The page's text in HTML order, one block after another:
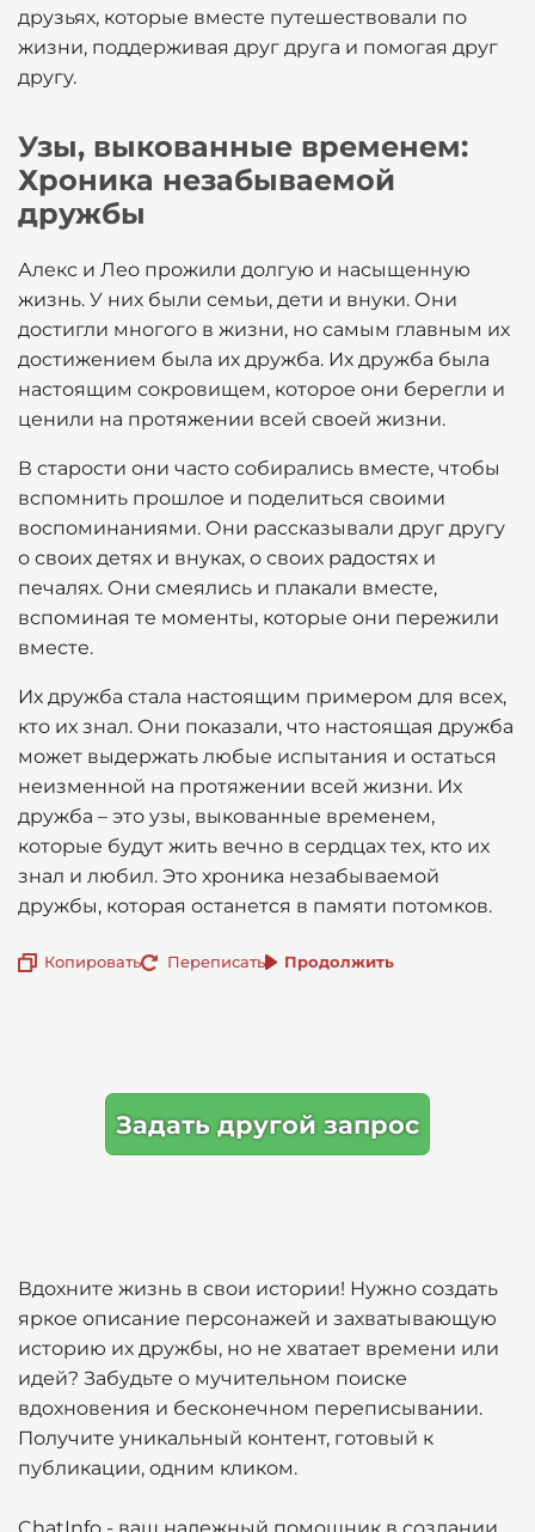
друзьях, которые вместе путешествовали по
жизни, поддерживая друг друга и помогая друг
другу.
Узы, выкованные временем:
Хроника незабываемой
дружбы
Алекс и Лео прожили долгую и насыщенную
жизнь. У них были семьи, дети и внуки. Они
достигли многого в жизни, но самым главным их
достижением была их дружба. Их дружба была
настоящим сокровищем, которое они берегли и
ценили на протяжении всей своей жизни.
В старости они часто собирались вместе, чтобы
вспомнить прошлое и поделиться своими
воспоминаниями. Они рассказывали друг другу
о своих детях и внуках, о своих радостях и
печалях. Они смеялись и плакали вместе,
вспоминая те моменты, которые они пережили
вместе.
Их дружба стала настоящим примером для всех,
кто их знал. Они показали, что настоящая дружба
может выдержать любые испытания и остаться
неизменной на протяжении всей жизни. Их
дружба – это узы, выкованные временем,
которые будут жить вечно в сердцах тех, кто их
знал и любил. Это хроника незабываемой
дружбы, которая останется в памяти потомков.
Копировать Переписать Продолжить
Задать другой запрос
Вдохните жизнь в свои истории! Нужно создать
яркое описание персонажей и захватывающую
историю их дружбы, но не хватает времени или
идей? Забудьте о мучительном поиске
вдохновения и бесконечном переписывании.
Получите уникальный контент, готовый к
публикации, одним кликом.